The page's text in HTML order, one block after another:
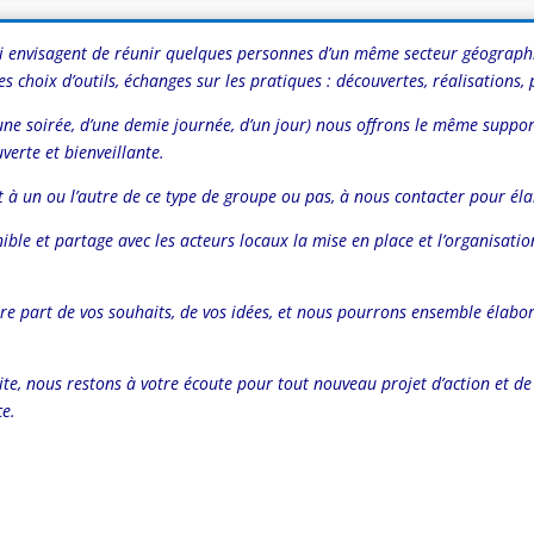
de réunir quelques personnes d’un même secteur
choix d’outils, échanges sur les pratiques : découvertes,
soirée, d’une demie journée, d’un jour) nous offrons le même
et bienveillante.
un ou l’autre de ce type de groupe ou pas, à nous contacter pour
et partage avec les acteurs locaux la mise en place et
part de vos souhaits, de vos idées, et nous pourrons ensemble
nous restons à votre écoute pour tout nouveau projet d’action et